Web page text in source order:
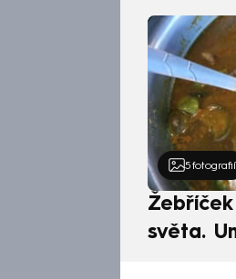
5 fotografií
světa.